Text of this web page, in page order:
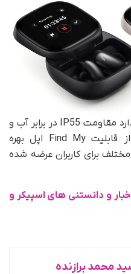
گفتنی است هر دو مدل از استاندارد مقاومت IP55 در برابر آب و
گردوغبار و همچنین پشتیبانی از قابلیت Find My اپل بهره
برای کاربران عرضه شده
و دانستنی های اسپیکر و
محمد برازنده